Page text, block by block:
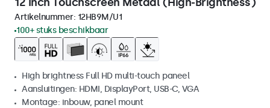
Artikelnummer: 12HB9M/U1
100+ stuks beschikbaar
High brightness Full HD multi-touch paneel
Aansluitingen: HDMI, DisplayPort, USB-C, VGA
Montage: inbouw, panel mount